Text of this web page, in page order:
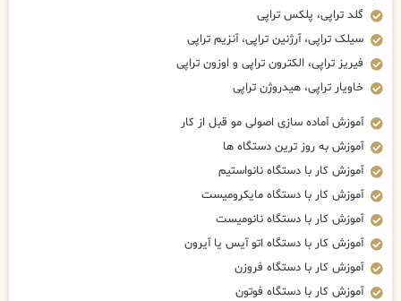
گلد تراپی، پلکس تراپی
سیلک تراپی، آرژنین تراپی، آنزیم تراپی
فیریز تراپی، الکترون تراپی و اوزون تراپی
خاویار تراپی، هیدروژن تراپی
آموزش آماده سازی اصولی مو قبل از کار
آموزش به روز ترین دستگاه ها
آموزش کار با دستگاه نانواستیم
آموزش کار با دستگاه مایکرومیست
آموزش کار با دستگاه نانومیست
آموزش کار با دستگاه اتو آیس یا آیرون
آموزش کار با دستگاه فروزن
آموزش کار با دستگاه فوتون